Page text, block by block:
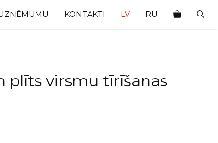
KONTAKTI LV RU
plīts virsmu tīrīšanas